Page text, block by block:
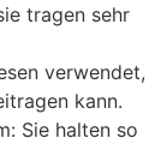
tragen sehr
verwendet,
kann.
Sie halten so